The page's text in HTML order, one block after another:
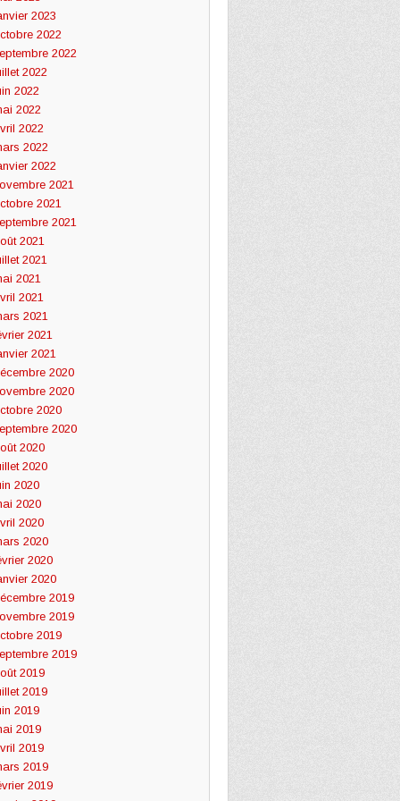
2023
2022
2022
2022
2022
2022
2022
2022
2022
2021
2021
2021
2021
2021
2021
2021
2021
2021
2021
2020
2020
2020
2020
2020
2020
2020
2020
2020
2020
2020
2020
2019
2019
2019
2019
2019
2019
2019
2019
2019
2019
2019